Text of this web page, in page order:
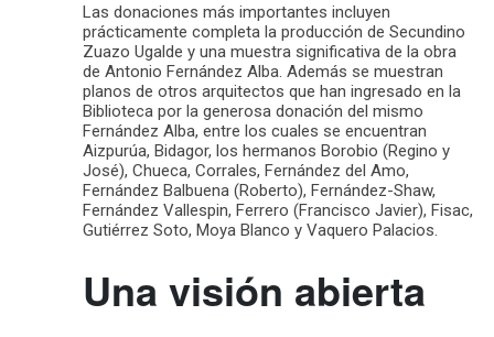
Las donaciones más importantes incluyen
prácticamente completa la producción de Secundino
Zuazo Ugalde y una muestra significativa de la obra
de Antonio Fernández Alba. Además se muestran
planos de otros arquitectos que han ingresado en la
Biblioteca por la generosa donación del mismo
Fernández Alba, entre los cuales se encuentran
Aizpurúa, Bidagor, los hermanos Borobio (Regino y
José), Chueca, Corrales, Fernández del Amo,
Fernández Balbuena (Roberto), Fernández-Shaw,
Fernández Vallespin, Ferrero (Francisco Javier), Fisac,
Gutiérrez Soto, Moya Blanco y Vaquero Palacios.
Una visión abierta